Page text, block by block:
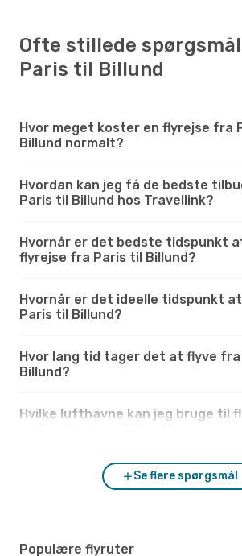
Ofte stillede
Paris til Billund
Hvor meget koster en flyrejse fra
Billund normalt?
Hvordan kan jeg få de bedste
Paris til Billund hos Travellink?
Hvornår er det bedste tidspunkt
flyrejse fra Paris til Billund?
Hvornår er det ideelle tidspunkt
Paris til Billund?
Hvor lang tid tager det at flyve
Billund?
Hvilke lufthavne kan jeg bruge til
Se flere spørgsmål
Populære flyruter